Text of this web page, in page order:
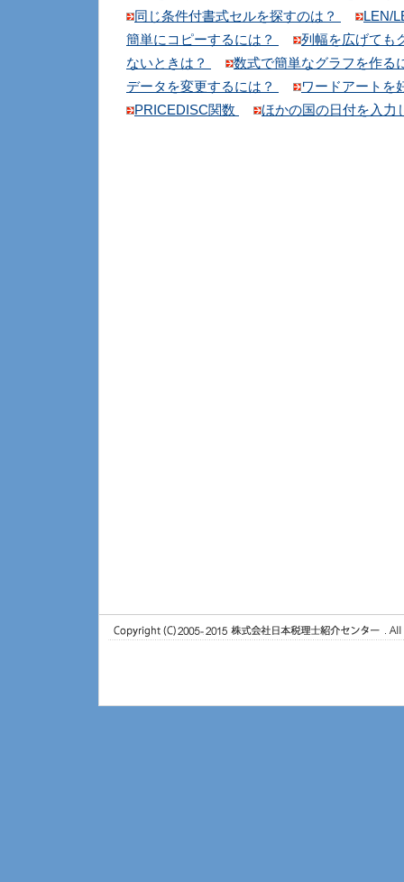
同じ条件付書式セルを探すのは？
LEN/
簡単にコピーするには？
列幅を広げても
ないときは？
数式で簡単なグラフを作る
データを変更するには？
ワードアートを
PRICEDISC関数
ほかの国の日付を入力